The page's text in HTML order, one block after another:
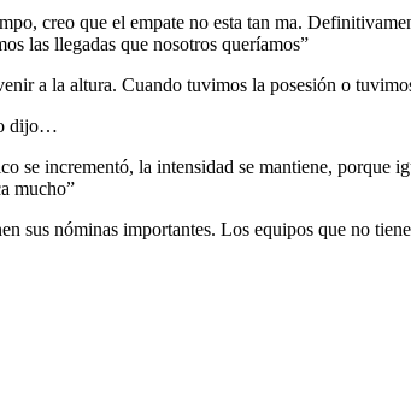
creo que el empate no esta tan ma.
las llegadas que nosotros queríamos”
a la altura. Cuando tuvimos la posesión o
dijo…
se incrementó, la intensidad se mantiene, porque
mucho”
nóminas importantes. Los equipos que no